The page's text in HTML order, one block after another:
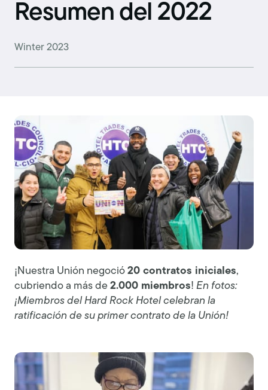
Resumen del 2022
Winter 2023
¡Nuestra Unión negoció 20 contratos iniciales,
cubriendo a más de 2.000 miembros! En fotos:
¡Miembros del Hard Rock Hotel celebran la
ratificación de su primer contrato de la Unión!